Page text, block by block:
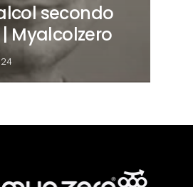
secondo
Myalcolzero